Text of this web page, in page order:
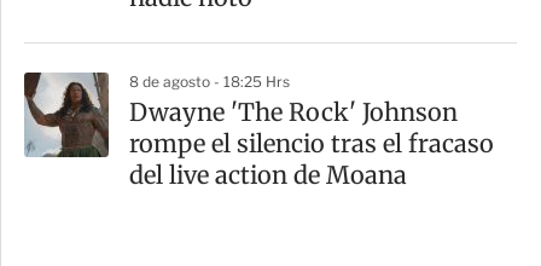
8 de agosto - 18:25 Hrs
Dwayne 'The Rock' Johnson
rompe el silencio tras el fracaso
del live action de Moana